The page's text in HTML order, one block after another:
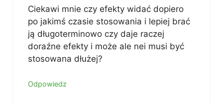
Ciekawi mnie czy efekty widać dopiero
po jakimś czasie stosowania i lepiej brać
ją długoterminowo czy daje raczej
doraźne efekty i może ale nei musi być
stosowana dłużej?
Odpowiedz